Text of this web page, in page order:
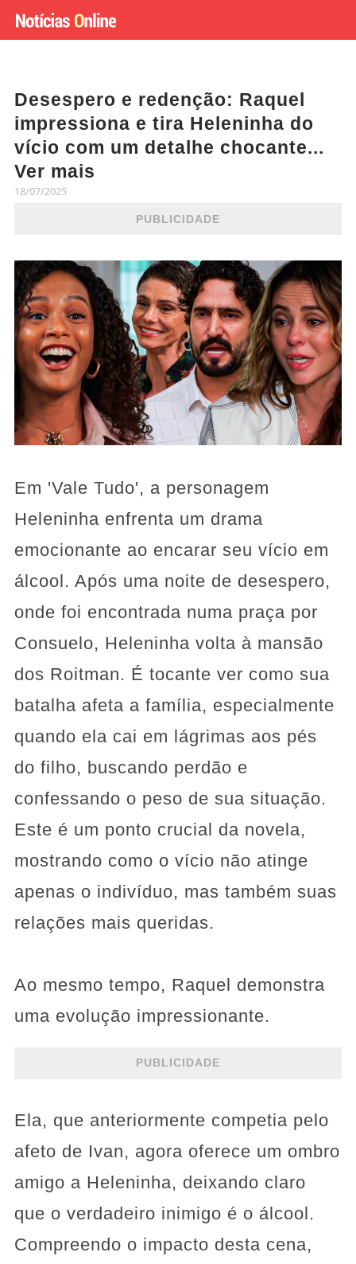
Desespero e redenção: Raquel
impressiona e tira Heleninha do
vício com um detalhe chocante...
Ver mais
18/07/2025
PUBLICIDADE
Em 'Vale Tudo', a personagem
Heleninha enfrenta um drama
emocionante ao encarar seu vício em
álcool. Após uma noite de desespero,
onde foi encontrada numa praça por
Consuelo, Heleninha volta à mansão
dos Roitman. É tocante ver como sua
batalha afeta a família, especialmente
quando ela cai em lágrimas aos pés
do filho, buscando perdão e
confessando o peso de sua situação.
Este é um ponto crucial da novela,
mostrando como o vício não atinge
apenas o indivíduo, mas também suas
relações mais queridas.
Ao mesmo tempo, Raquel demonstra
uma evolução impressionante.
PUBLICIDADE
Ela, que anteriormente competia pelo
afeto de Ivan, agora oferece um ombro
amigo a Heleninha, deixando claro
que o verdadeiro inimigo é o álcool.
Compreendo o impacto desta cena,